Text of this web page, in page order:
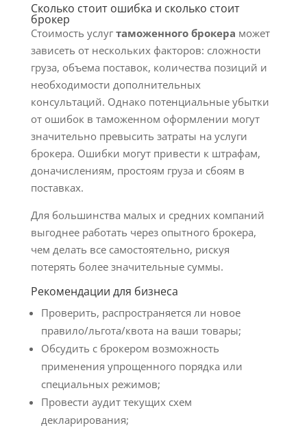
Сколько стоит ошибка и сколько стоит
брокер
Стоимость услугтаможенного брокера может
зависеть от нескольких факторов: сложности
груза, объема поставок, количества позиций и
необходимости дополнительных
консультаций. Однако потенциальные убытки
от ошибок в таможенном оформлении могут
значительно превысить затраты на услуги
брокера. Ошибки могут привести к штрафам,
доначислениям, простоям груза и сбоям в
поставках.
Для большинства малых и средних компаний
выгоднее работать через опытного брокера,
чем делать все самостоятельно, рискуя
потерять более значительные суммы.
Рекомендации для бизнеса
Проверить, распространяется ли новое
правило/льгота/квота на ваши товары;
Обсудить с брокером возможность
применения упрощенного порядка или
специальных режимов;
Провести аудит текущих схем
декларирования;